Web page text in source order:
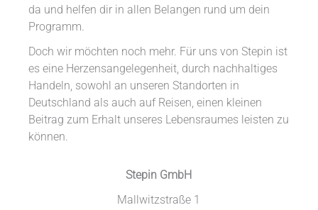
da und helfen dir in allen Belangen rund um dein
Programm.
Doch wir möchten noch mehr. Für uns von Stepin ist
es eine Herzensangelegenheit, durch nachhaltiges
Handeln, sowohl an unseren Standorten in
Deutschland als auch auf Reisen, einen kleinen
Beitrag zum Erhalt unseres Lebensraumes leisten zu
können.
Stepin GmbH
Mallwitzstraße 1